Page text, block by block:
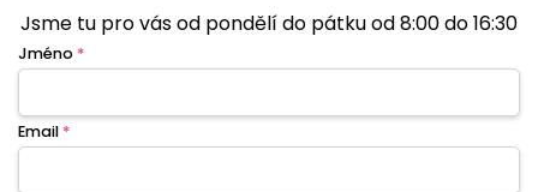
Jsme tu pro vás od pondělí do pátku od 8:00 do 16:30
Jméno *
Email *